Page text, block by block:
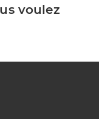
voulez